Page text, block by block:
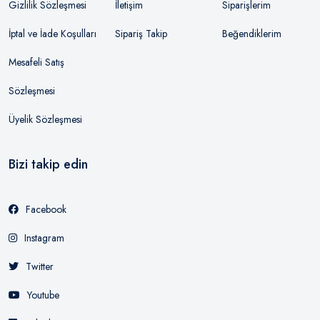
Gizlilik Sözleşmesi
İptal ve İade Koşulları
Mesafeli Satış
Sözleşmesi
Üyelik Sözleşmesi
İletişim
Sipariş Takip
Siparişlerim
Beğendiklerim
Bizi takip edin
Facebook
Instagram
Twitter
Youtube